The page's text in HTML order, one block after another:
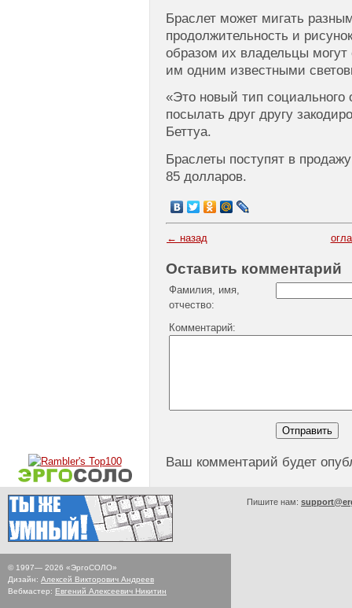
Браслет может мигать
продолжительность и
образом их владельцы
им одним известными
«Это новый тип
посылать друг другу
Беттуа.
Браслеты поступят в
85 долларов.
← назад
Оставить комментарий
Фамилия, имя,
отчество:
Комментарий:
Ваш комментарий будет
© 1997— 2026 «ЭргоСОЛО»
Дизайн: Алексей Викторович Андреев
Вебмастер: Евгений Алексеевич Никитин
Пишите нам: